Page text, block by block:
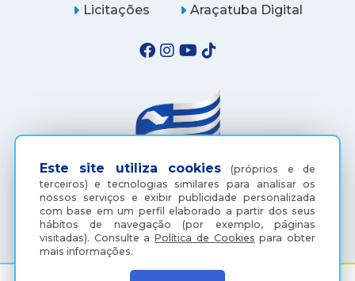
Este site utiliza cookies (próprios e de
terceiros) e tecnologias similares para analisar os
nossos serviços e exibir publicidade personalizada
com base em um perfil elaborado a partir dos seus
hábitos de navegação (por exemplo, páginas
visitadas). Consulte aPolítica de Cookies para obter
mais informações.
Licitações
Araçatuba Digital
(18) 3607-6500